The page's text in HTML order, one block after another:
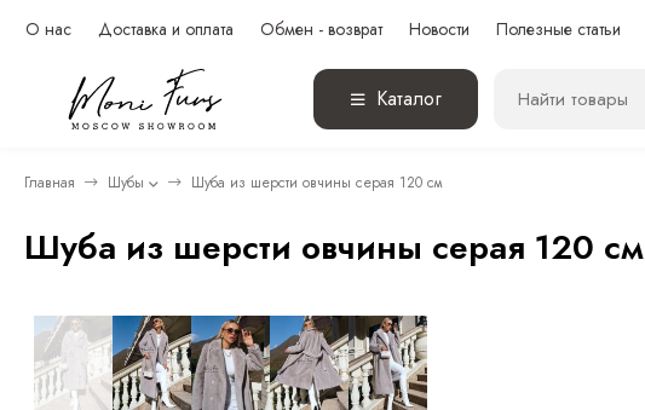
О нас Доставка и оплата Обмен - возврат Новости Полезные статьи
Каталог
Главная Шубы Шуба из шерсти овчины серая 120 см
Шуба из шерсти овчины серая 120 см